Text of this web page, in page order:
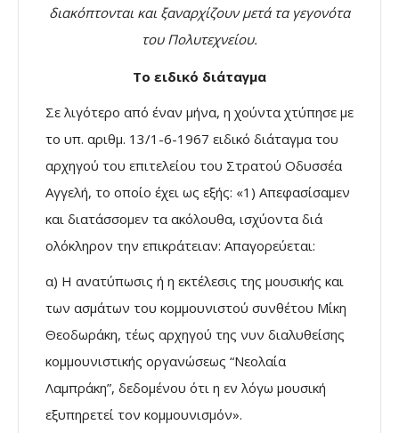
διακόπτονται και ξαναρχίζουν μετά τα γεγονότα
του Πολυτεχνείου.
Το ειδικό διάταγμα
Σε λιγότερο από έναν μήνα, η χούντα χτύπησε με
το υπ. αριθμ. 13/1-6-1967 ειδικό διάταγμα του
αρχηγού του επιτελείου του Στρατού Οδυσσέα
Αγγελή, το οποίο έχει ως εξής: «1) Απεφασίσαμεν
και διατάσσομεν τα ακόλουθα, ισχύοντα διά
ολόκληρον την επικράτειαν: Απαγορεύεται:
α) Η ανατύπωσις ή η εκτέλεσις της μουσικής και
των ασμάτων του κομμουνιστού συνθέτου Μίκη
Θεοδωράκη, τέως αρχηγού της νυν διαλυθείσης
κομμουνιστικής οργανώσεως “Νεολαία
Λαμπράκη”, δεδομένου ότι η εν λόγω μουσική
εξυπηρετεί τον κομμουνισμόν».